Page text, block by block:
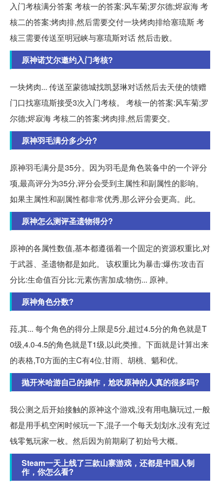
入门考核满分答案 考核一的答案:风车菊;罗尔德;烬寂海 考
核二的答案:烤肉排,然后需要交付一块烤肉排给塞琉斯 考
核三需要传送至明冠峡与塞琉斯对话 然后击败。
原神诺艾尔邀约入门考核?
一块烤肉... 传送至蒙德城找凯瑟琳对话然后去天使的馈赠
门口找塞琉斯接受3次入门考核。 考核一的答案:风车菊;罗
尔德;烬寂海 考核二的答案:烤肉排,然后需要交。
原神羽毛满分多少分?
原神羽毛满分是35分。因为羽毛是角色装备中的一个评分
项,最高评分为35分,评分会受到主属性和副属性的影响。
如果主属性和副属性都非常优秀,那么评分会更高。此。
原神怎么测评圣遗物得分?
原神的各属性数值,基本都遵循着一个固定的资源权重比,对
于武器、圣遗物都是如此。 该权重比为暴击:爆伤:攻击百
分比:生命值百分比:元素伤害加成:物伤... 原神。
原神角色分数?
菈,其... 每个角色的得分上限是5分,超过4.5分的角色就是T
0级,4.0-4.5的角色就是T1级,以此类推。下面就是计算出来
的表格,T0方面的主C有4位,甘雨、胡桃、魈和优。
抛开米哈游自己的操作，尬吹原神的人真的很多吗?
我公测之后开始接触的原神这个游戏,没有用电脑玩过,一般
都是用手机空闲时候玩一下,混子一个每天划划水,没有充过
钱零氪玩家一枚。然后因为前期刷了初始号大概。
Steam一天上线了三款山寨游戏，还都是中国人制
作，你怎么看?